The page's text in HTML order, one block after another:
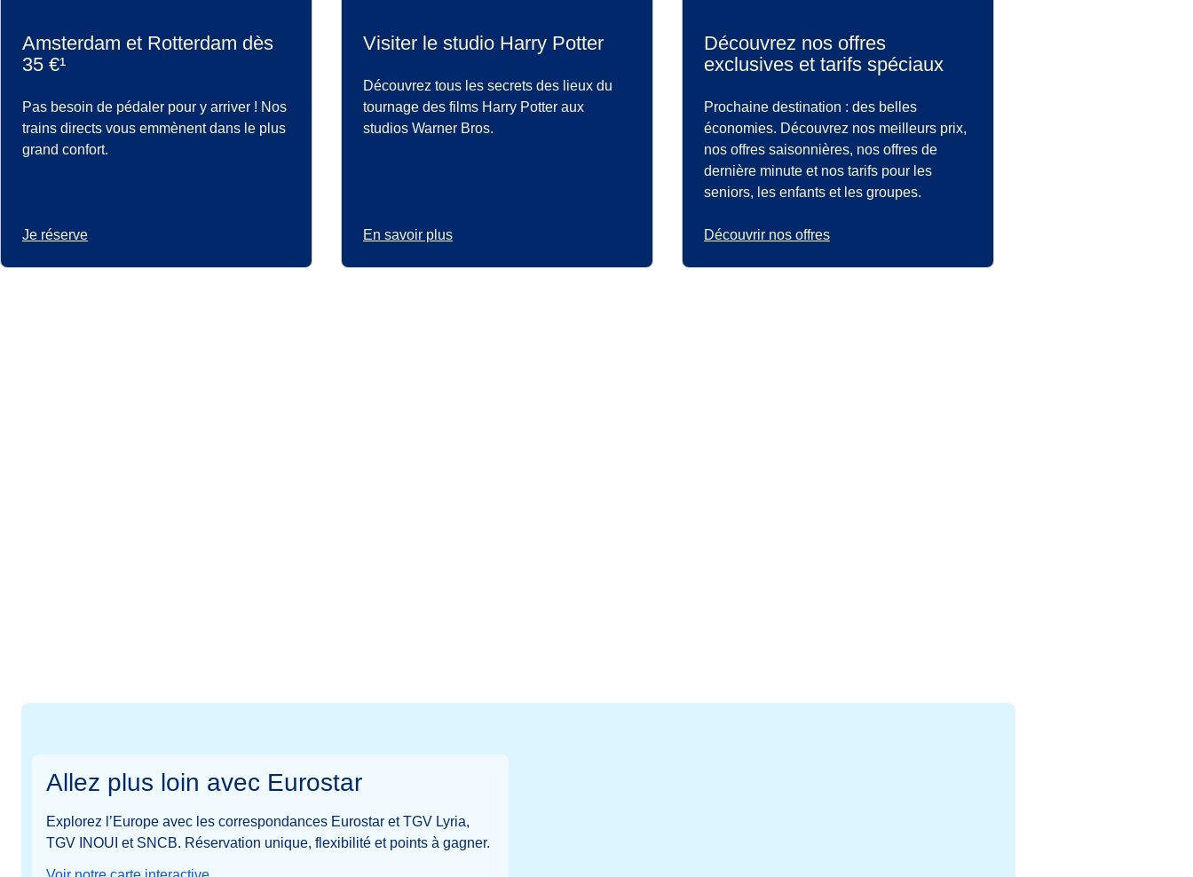
Amsterdam et Rotterdam dès
35 €¹
Pas besoin de pédaler pour y arriver ! Nos
trains directs vous emmènent dans le plus
grand confort.
Je réserve
Visiter le studio Harry Potter
Découvrez tous les secrets des lieux du
tournage des films Harry Potter aux
studios Warner Bros.
En savoir plus
Découvrez nos offres
exclusives et tarifs spéciaux
Prochaine destination : des belles
économies. Découvrez nos meilleurs prix,
nos offres saisonnières, nos offres de
dernière minute et nos tarifs pour les
seniors, les enfants et les groupes.
Découvrir nos offres
Allez plus loin avec Eurostar
Explorez l’Europe avec les correspondances Eurostar et TGV Lyria,
TGV INOUI et SNCB. Réservation unique, flexibilité et points à gagner.